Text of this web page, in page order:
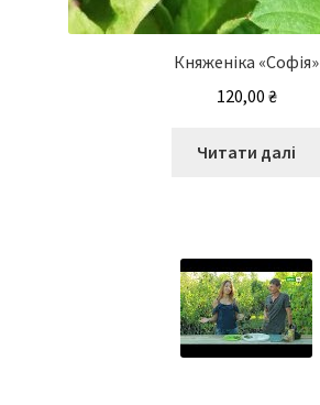
Княженіка «Софія»
120,00 ₴
Читати далі